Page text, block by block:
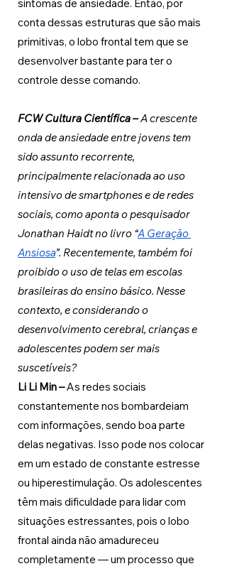
sintomas de ansiedade. Então, por
conta dessas estruturas que são mais
primitivas, o lobo frontal tem que se
desenvolver bastante para ter o
controle desse comando.
FCW Cultura Científica – A crescente
onda de ansiedade entre jovens tem
sido assunto recorrente,
principalmente relacionada ao uso
intensivo de smartphones e de redes
sociais, como aponta o pesquisador
Jonathan Haidt no livro “A Geração
Ansiosa”. Recentemente, também foi
proibido o uso de telas em escolas
brasileiras do ensino básico. Nesse
contexto, e considerando o
desenvolvimento cerebral, crianças e
adolescentes podem ser mais
suscetíveis?
Li Li Min – As redes sociais
constantemente nos bombardeiam
com informações, sendo boa parte
delas negativas. Isso pode nos colocar
em um estado de constante estresse
ou hiperestimulação. Os adolescentes
têm mais dificuldade para lidar com
situações estressantes, pois o lobo
frontal ainda não amadureceu
completamente — um processo que